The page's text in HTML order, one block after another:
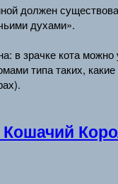
должен
духами».
в зрачке кота можно
типа таких,
Кошачий